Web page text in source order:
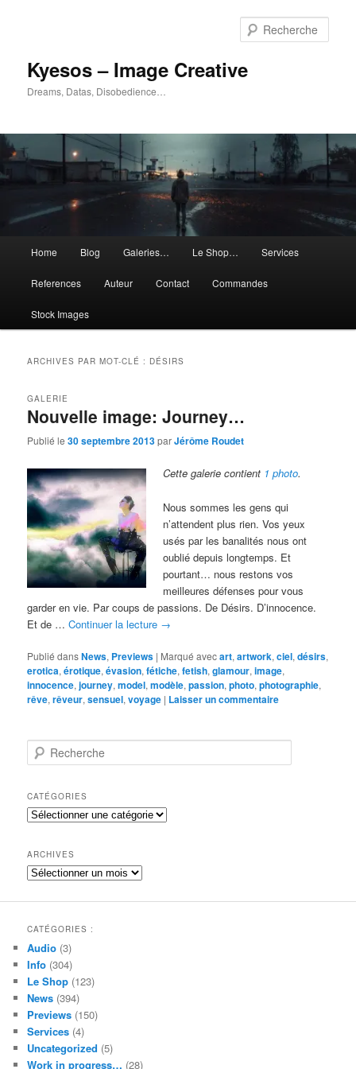
Kyesos – Image Creative
Dreams, Datas, Disobedience…
principal
Home Blog Galeries… Le Shop… Services
References Auteur Contact Commandes
Stock Images
ARCHIVES PAR MOT-CLÉ : DÉSIRS
Nouvelle image: Journey…
GALERIE
Publié le30 septembre 2013parJérôme Roudet
Cette galerie contient 1 photo.
Nous sommes les gens qui
n’attendent plus rien. Vos yeux
usés par les banalités nous ont
oublié depuis longtemps. Et
pourtant… nous restons vos
meilleures défenses pour vous
garder en vie. Par coups de passions. De Désirs. D’innocence.
Et de …Continuer la lecture →
Publié dansNews, Previews | Marqué avecart,artwork,ciel,désirs,
erotica,érotique,évasion,fétiche,fetish,glamour,image,
innocence,journey,model,modèle,passion,photo,photographie,
rêve,rêveur,sensuel,voyage | Laisser un commentaire
e
h
e
r
h
e
CATÉGORIES
Catégories
ARCHIVES
Archives
CATÉGORIES :
Audio (3)
Info (304)
Le Shop (123)
News (394)
Previews (150)
Services (4)
Uncategorized (5)
Work in progress… (28)